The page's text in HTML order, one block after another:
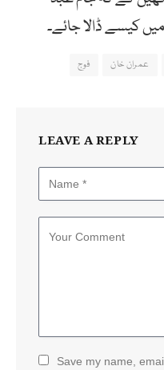
میں کیسے ڈالا جائے۔
عمران خان
فوج
LEAVE A REPLY
Save my name,